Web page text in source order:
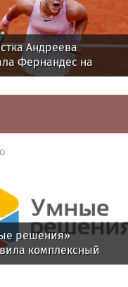
Андреева
Фернандес на
1000 в Торонто
решения»
комплексный